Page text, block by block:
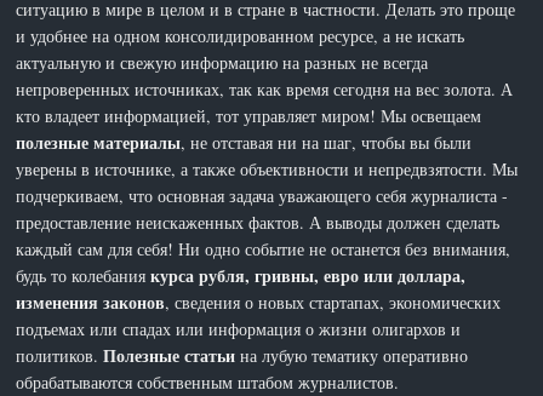
ситуацию в мире в целом и в стране в частности. Делать это проще
и удобнее на одном консолидированном ресурсе, а не искать
актуальную и свежую информацию на разных не всегда
непроверенных источниках, так как время сегодня на вес золота. А
кто владеет информацией, тот управляет миром! Мы освещаем
полезные материалы, не отставая ни на шаг, чтобы вы были
уверены в источнике, а также объективности и непредвзятости. Мы
подчеркиваем, что основная задача уважающего себя журналиста -
предоставление неискаженных фактов. А выводы должен сделать
каждый сам для себя! Ни одно событие не останется без внимания,
будь то колебаниякурса рубля, гривны, евро или доллара,
изменения законов, сведения о новых стартапах, экономических
подъемах или спадах или информация о жизни олигархов и
политиков.Полезные статьи на лубую тематику оперативно
обрабатываются собственным штабом журналистов.